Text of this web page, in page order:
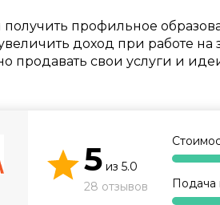
Детям
Образ
Другое
профильное
доход при работе
продавать свои услуги и
5 из 5.0
28 отзывов
Подача